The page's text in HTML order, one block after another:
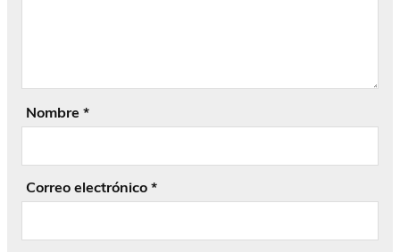
Nombre *
Correo electrónico *